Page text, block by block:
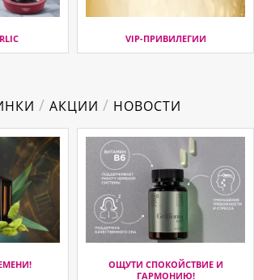
VIP-ПРИВИЛЕГИИ
/ АКЦИИ / НОВОСТИ
ОЩУТИ СПОКОЙСТВИЕ И
ГАРМОНИЮ!